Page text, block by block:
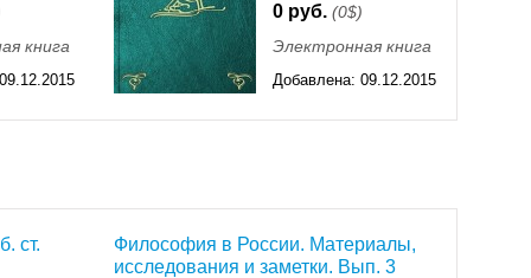
книга
09.12.2015
0 руб. (0$)
Электронная книга
Добавлена: 09.12.2015
ст.
Философия в России. Материалы,
исследования и заметки. Вып. 3